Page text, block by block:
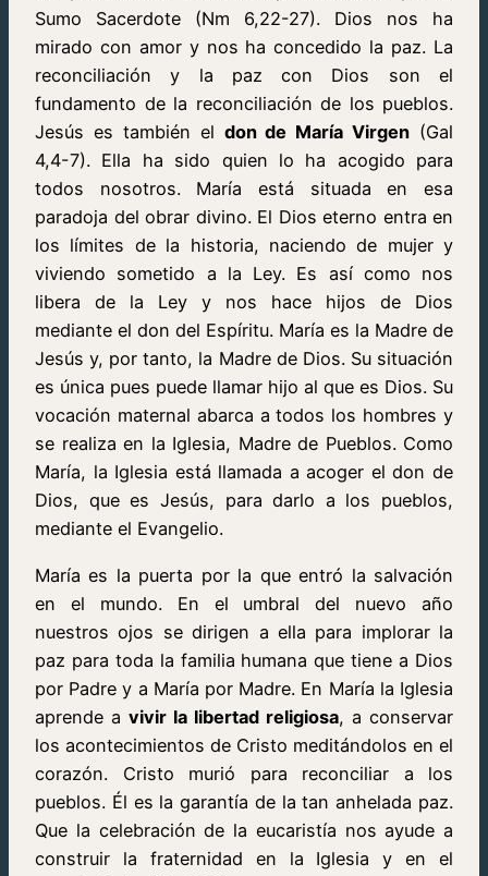
Sumo Sacerdote (Nm 6,22-27). Dios nos ha
mirado con amor y nos ha concedido la paz. La
reconciliación y la paz con Dios son el
fundamento de la reconciliación de los pueblos.
Jesús es también el don de María Virgen (Gal
4,4-7). Ella ha sido quien lo ha acogido para
todos nosotros. María está situada en esa
paradoja del obrar divino. El Dios eterno entra en
los límites de la historia, naciendo de mujer y
viviendo sometido a la Ley. Es así como nos
libera de la Ley y nos hace hijos de Dios
mediante el don del Espíritu. María es la Madre de
Jesús y, por tanto, la Madre de Dios. Su situación
es única pues puede llamar hijo al que es Dios. Su
vocación maternal abarca a todos los hombres y
se realiza en la Iglesia, Madre de Pueblos. Como
María, la Iglesia está llamada a acoger el don de
Dios, que es Jesús, para darlo a los pueblos,
mediante el Evangelio.
María es la puerta por la que entró la salvación
en el mundo. En el umbral del nuevo año
nuestros ojos se dirigen a ella para implorar la
paz para toda la familia humana que tiene a Dios
por Padre y a María por Madre. En María la Iglesia
aprende a vivir la libertad religiosa, a conservar
los acontecimientos de Cristo meditándolos en el
corazón. Cristo murió para reconciliar a los
pueblos. Él es la garantía de la tan anhelada paz.
Que la celebración de la eucaristía nos ayude a
construir la fraternidad en la Iglesia y en el